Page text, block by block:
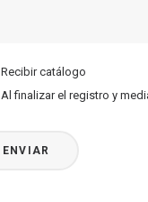
Recibir catálogo
Al finalizar el registro y